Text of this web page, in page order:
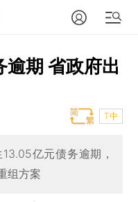
期 省政府出
T中
亿元债务逾期，
组方案